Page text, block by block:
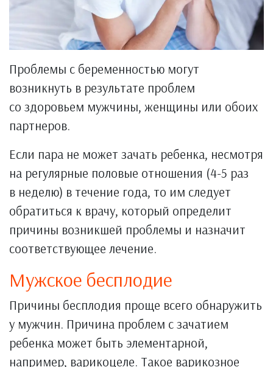
Проблемы с беременностью могут
возникнуть в результате проблем
со здоровьем мужчины, женщины или обоих
партнеров.
Если пара не может зачать ребенка, несмотря
на регулярные половые отношения (4-5 раз
в неделю) в течение года, то им следует
обратиться к врачу, который определит
причины возникшей проблемы и назначит
соответствующее лечение.
Мужское бесплодие
Причины бесплодия проще всего обнаружить
у мужчин. Причина проблем с зачатием
ребенка может быть элементарной,
например, варикоцеле. Такое варикозное